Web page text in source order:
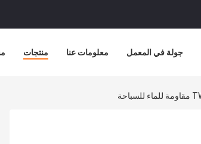
منتجات معلومات عنا جولة في المعمل